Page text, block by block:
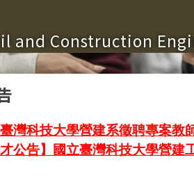
and Construction
灣科技大學營建系徵聘專案教
才公告】國立臺灣科技大學營建